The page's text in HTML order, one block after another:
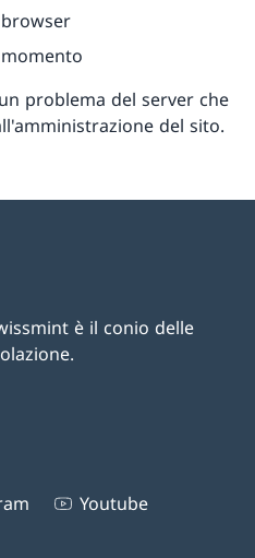
problema del server che
del sito.
è il conio delle
Youtube